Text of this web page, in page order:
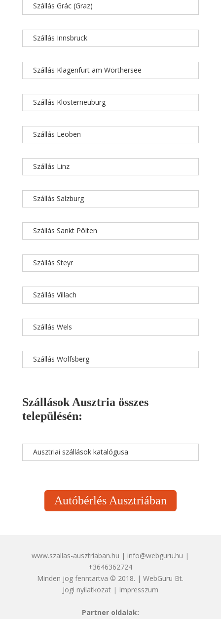
Szállás Grác (Graz)
Szállás Innsbruck
Szállás Klagenfurt am Wörthersee
Szállás Klosterneuburg
Szállás Leoben
Szállás Linz
Szállás Salzburg
Szállás Sankt Pölten
Szállás Steyr
Szállás Villach
Szállás Wels
Szállás Wolfsberg
Szállások Ausztria összes
településén:
Ausztriai szállások katalógusa
Autóbérlés Ausztriában
www.szallas-ausztriaban.hu | info@webguru.hu |
+3646362724
Minden jog fenntartva © 2018. | WebGuru Bt.
Jogi nyilatkozat| Impresszum
Partner oldalak: